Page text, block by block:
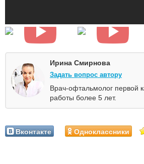
Ирина Смирнова
Задать вопрос автору
Врач-офтальмолог первой
работы более 5 лет.
Вконтакте Одноклассники